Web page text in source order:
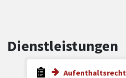
Dienstleistungen
Aufenthaltsrecht